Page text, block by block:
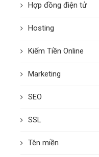
Hợp đồng điện tử
Hosting
Kiếm Tiền Online
Marketing
SEO
SSL
Tên miền